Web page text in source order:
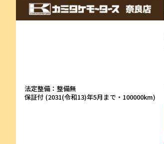
法定整備：整備無
保証付 (2031(令和13)年5月まで・100000km)